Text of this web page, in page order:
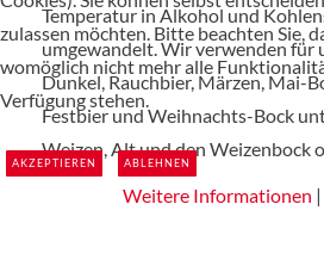
Temperatur in Alkohol und
umgewandelt. Wir verwenden für
Dunkel, Rauchbier, Märzen, Mai-
Festbier und Weihnachts-Bock
Weizen, Alt und den Weizenbock
zulassen möchten. Bitte beachten Sie,
womöglich nicht mehr alle
Verfügung stehen.
AKZEPTIEREN ABLEHNEN
Weitere Informationen |